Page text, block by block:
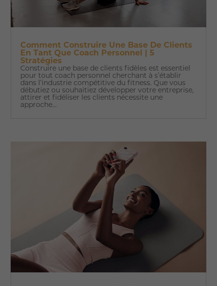
Comment Construire Une Base De Clients
En Tant Que Coach Personnel | 5
Stratégies
Construire une base de clients fidèles est essentiel
pour tout coach personnel cherchant à s’établir
dans l’industrie compétitive du fitness. Que vous
débutiez ou souhaitiez développer votre entreprise,
attirer et fidéliser les clients nécessite une
approche...